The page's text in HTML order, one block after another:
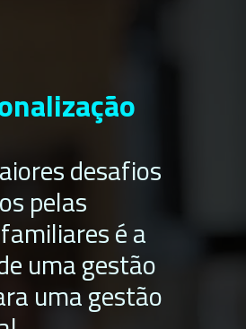
desafios
pelas
é a
uma gestão
uma gestão